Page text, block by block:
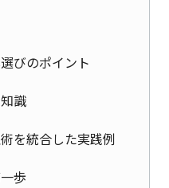
びのポイント
識
を統合した実践例
歩